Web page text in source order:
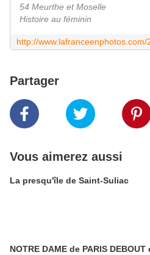
54 Meurthe et Moselle
Histoire au féminin
Partager
Vous aimerez aussi
La presqu'île de Saint-Suliac
NOTRE DAME de PARIS DEBOUT